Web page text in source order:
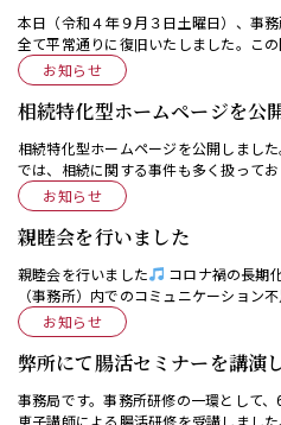
本日（令和４年９月３日土曜日）、事
全て平常通りに復旧いたしました。こ
申し訳ございませんでした。ご協力を
お知らせ
相続特化型ホームページを公
相続特化型ホームページを公開しま
では、相続に関する事件も多く扱って
ざいましたら是非当事務所までお問い合
お知らせ
親睦会を行いました
親睦会を行いました
コロナ禍の長期
（事務所）内でのコミュニケーション
はないでしょうか。 弊所も、コロナ禍
出来ず、どのような […]
お知らせ
弊所にて腸活セミナーを講演
事務局です。事務所研修の一環として
恵子講師による腸活研修を受講しまし